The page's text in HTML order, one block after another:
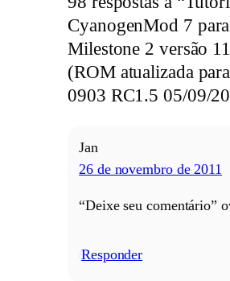
CyanogenMod 7 para
Milestone 2 versão
(ROM atualizada
0903 RC1.5 05/09/
Jan
26 de novembro de 2011
“Deixe seu comentário”
Responder